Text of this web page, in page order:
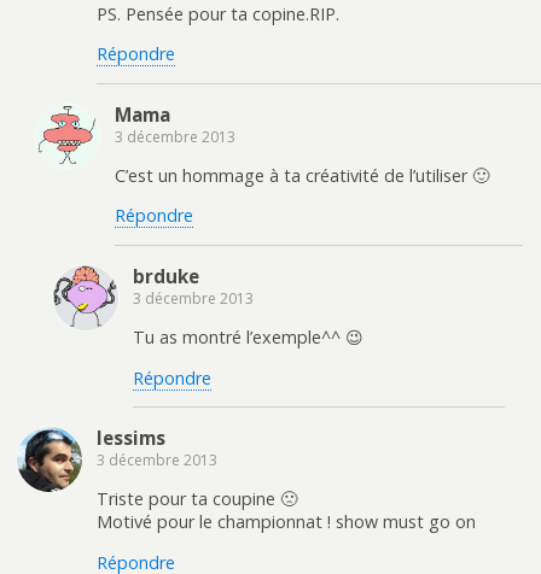
PS. Pensée pour ta copine.RIP.
Répondre
Mama
3 décembre 2013
C’est un hommage à ta créativité de l’utiliser 🙂
Répondre
brduke
3 décembre 2013
Tu as montré l’exemple^^ 😉
Répondre
lessims
3 décembre 2013
Triste pour ta coupine 🙁
Motivé pour le championnat ! show must go on
Répondre